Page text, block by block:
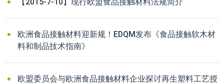
欧洲食品接触材料迎新规！EDQM发布《食品接触软木材
料和制品技术指南》
欧盟委员会与欧洲食品接触材料企业探讨再生塑料工艺授